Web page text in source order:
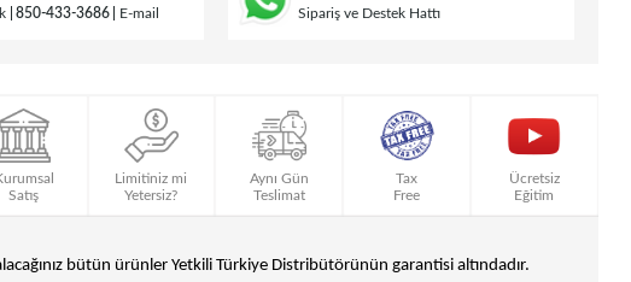
850-433-3686 E-mail Sipariş ve Destek Hattı
Satış
Limitiniz mi
Yetersiz?
Aynı Gün
Teslimat
Tax
Free
Ücretsiz
Eğitim
bütün ürünler Yetkili Türkiye Distribütörünün garantisi altındadır.